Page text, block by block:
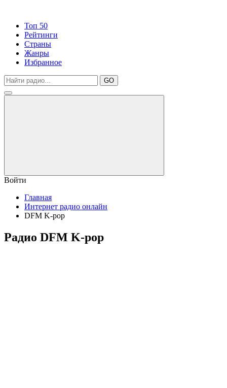
Топ 50
Рейтинги
Страны
Жанры
Избранное
GO
Войти
Главная
Интернет радио онлайн
DFM K-pop
Радио DFM K-pop